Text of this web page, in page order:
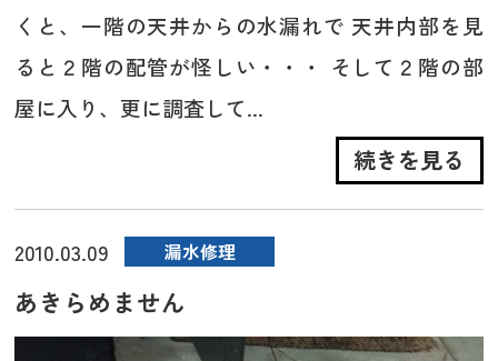
くと、一階の天井からの水漏れで 天井内部を見
ると２階の配管が怪しい・・・ そして２階の部
屋に入り、更に調査して...
続きを見る
2010.03.09 漏水修理
あきらめません